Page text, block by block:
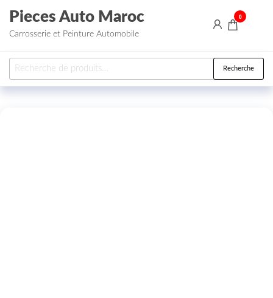
Aller au contenu
Pieces Auto Maroc
Carrosserie et Peinture Automobile
0
Recherche pour : Recherche